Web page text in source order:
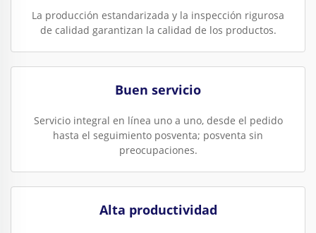
La producción estandarizada y la inspección rigurosa
de calidad garantizan la calidad de los productos.
Buen servicio
Servicio integral en línea uno a uno, desde el pedido
hasta el seguimiento posventa; posventa sin
preocupaciones.
Alta productividad